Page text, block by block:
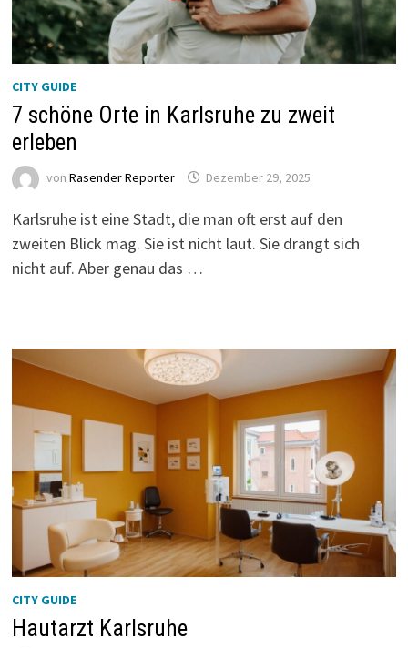
CITY GUIDE
7 schöne Orte in Karlsruhe zu zweit
erleben
von Rasender Reporter Dezember 29, 2025
Karlsruhe ist eine Stadt, die man oft erst auf den
zweiten Blick mag. Sie ist nicht laut. Sie drängt sich
nicht auf. Aber genau das …
CITY GUIDE
Hautarzt Karlsruhe